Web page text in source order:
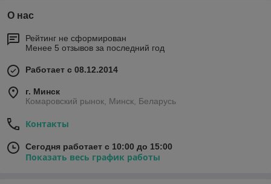
О нас
Рейтинг не сформирован
Менее 5 отзывов за последний год
Работает с 08.12.2014
г. Минск
Комаровский рынок, Минск, Беларусь
Контакты
Сегодня работает с 10:00 до 15:00
Показать весь график работы